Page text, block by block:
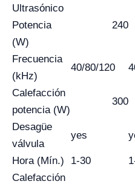
Ultrasónico
Potencia
(W)
240
Frecuencia
(kHz)
40/80/120
Calefacción
potencia (W)
300
Desagüe
válvula
yes
Hora (Mín.) 1-30
Calefacción